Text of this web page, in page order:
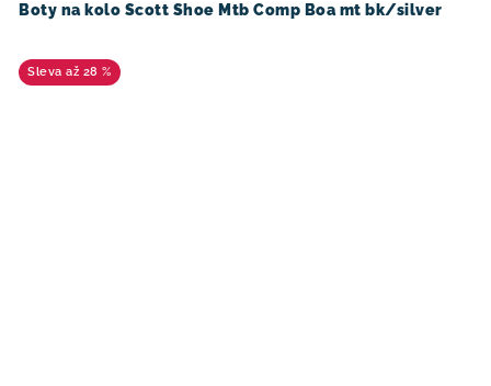
Boty na kolo Scott Shoe Mtb Comp Boa mt bk/silver
až 28 %